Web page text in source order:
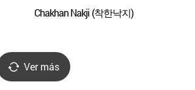
Chakhan Nakji (착한낙지)
Ver más